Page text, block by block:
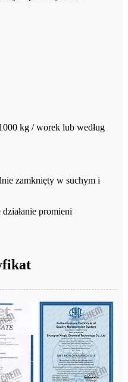
kg / worek lub według
zamknięty w suchym i
promieni